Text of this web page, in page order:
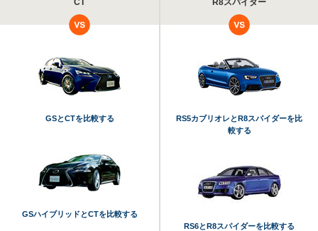
CT
R8スパイダー
GSとCTを比較する
GSハイブリッドとCTを比較する
RS5カブリオレとR8スパイダーを比
較する
RS6とR8スパイダーを比較する